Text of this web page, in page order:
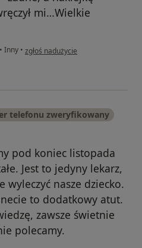
mi…Wielkie
• Inny • w opinii użytkownika Agnieszka
zgłoś nadużycie
telefonu zweryfikowany
pod koniec listopada
Jest to jedyny lekarz,
nasze dziecko.
to dodatkowy atut.
zawsze świetnie
polecamy.